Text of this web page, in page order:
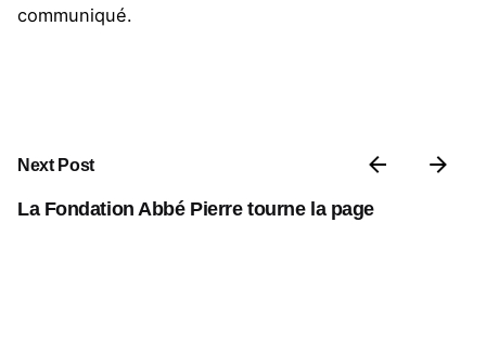
communiqué.
Next Post
La Fondation Abbé Pierre tourne la page